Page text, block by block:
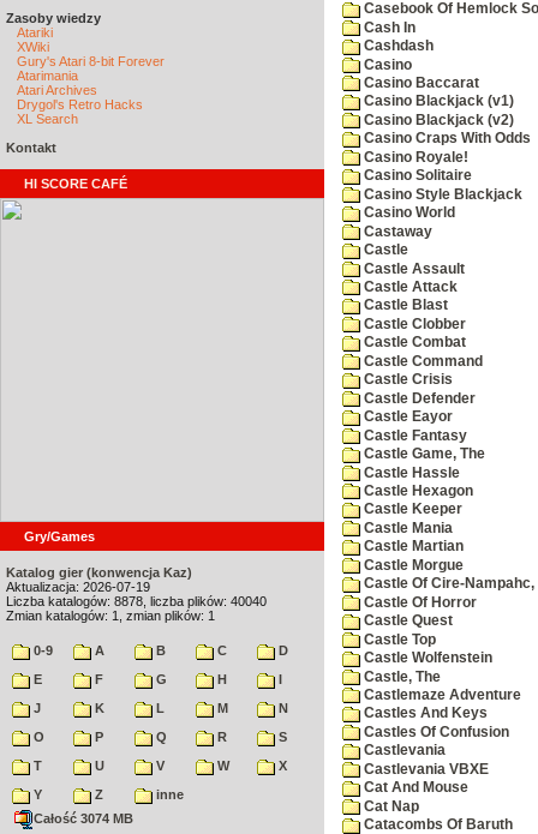
Zasoby wiedzy
Atariki
XWiki
Gury's Atari 8-bit Forever
Atarimania
Atari Archives
Drygol's Retro Hacks
XL Search
Kontakt
HI SCORE CAFÉ
Gry/Games
Katalog gier (konwencja Kaz)
Aktualizacja: 2026-07-19
Liczba katalogów: 8878, liczba plików: 40040
Zmian katalogów: 1, zmian plików: 1
0-9 A B C
D
E
F G H
I
J
K L M
N
O
P Q R
S
T
U V W
X
Y
Z
inne
Całość 3074 MB
Casebook Of Hemlock
Cash In
Cashdash
Casino
Casino Baccarat
Casino Blackjack (v1)
Casino Blackjack (v2)
Casino Craps With Odds
Casino Royale!
Casino Solitaire
Casino Style Blackjack
Casino World
Castaway
Castle
Castle Assault
Castle Attack
Castle Blast
Castle Clobber
Castle Combat
Castle Command
Castle Crisis
Castle Defender
Castle Eayor
Castle Fantasy
Castle Game, The
Castle Hassle
Castle Hexagon
Castle Keeper
Castle Mania
Castle Martian
Castle Morgue
Castle Of Cire-Nampahc,
Castle Of Horror
Castle Quest
Castle Top
Castle Wolfenstein
Castle, The
Castlemaze Adventure
Castles And Keys
Castles Of Confusion
Castlevania
Castlevania VBXE
Cat And Mouse
Cat Nap
Catacombs Of Baruth